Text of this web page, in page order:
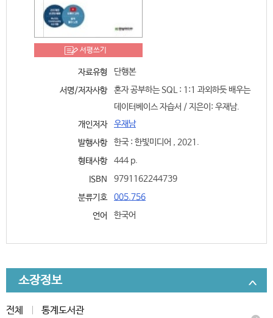
서평쓰기
자료유형
단행본
서명/저자사항
혼자 공부하는 SQL : 1:1 과외하듯 배우는
데이터베이스 자습서 / 지은이: 우재남.
개인저자
우재남
발행사항
한국 : 한빛미디어 , 2021.
형태사항
444 p.
ISBN
9791162244739
분류기호
005.756
언어
한국어
소장정보
전체 통계도서관